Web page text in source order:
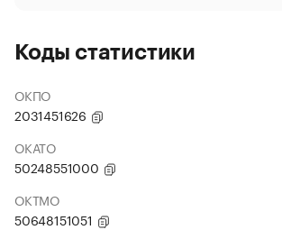
Коды статистики
ОКПО
2031451626
ОКАТО
50248551000
ОКТМО
50648151051